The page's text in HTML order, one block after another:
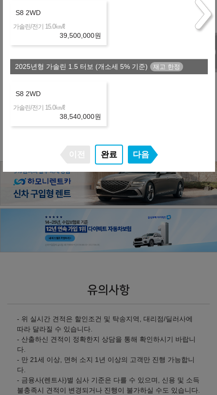
H 금융사
온라인 비교
+6,412,320
36개월
※ 약정거리 : 2만km/년
※ 보험 : 대인 무한, 대물 1억, 26세이상
유의사항
- 위 실시간 견적은 할인조건 및 탁송지역, 대리점/딜러사에
따라 달라질 수 있습니다.
- 산출하신 견적이 정확한지 상담을 통해 확인하시기 바랍니
다.
- 만 21세 이상, 면허 소지 1년 이상의 고객만 진행 가능합니
다.
- 금융사(렌트사)별 심사 기준은 다를 수 있으며, 신용 및 소득
불충족시 견적이 변경되거나 진행이 불가하실 수도 있습니다.
S8 2WD
가솔린/전기 15.0㎞/ℓ
39,500,000원
2025년형 가솔린 1.5 터보 (개소세 5% 기준)
S8 2WD
가솔린/전기 15.0㎞/ℓ
38,540,000원
완료 다음